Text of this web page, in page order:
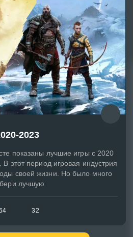
2023
показаны лучшие игры с 2020
В этот период игровая индустрия
своей жизни. Но было много
лучшую
32